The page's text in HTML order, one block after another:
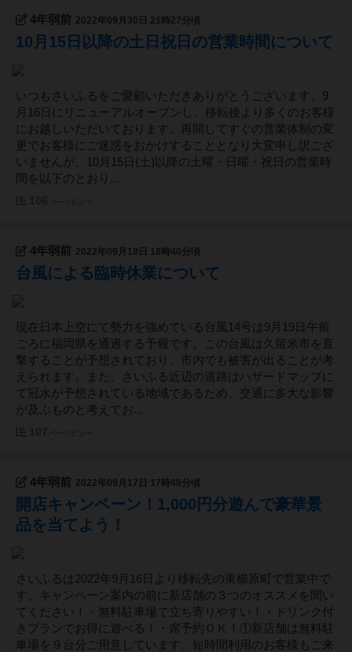
4年弱前 2022年09月30日 21時27分頃
10月15日以降の土日祝日の営業時間について
いつもさいふるをご愛顧いただきありがとうございます。9
月16日にリニューアルオープンし、移転後より多くのお客様
にお越しいただいております。再開してすぐの営業体制の変
更でお客様にご迷惑をおかけすることとなり大変申し訳ござ
いませんが、10月15日(土)以降の土曜・日曜・祝日の営業時
間を以下のとおり...
4年弱前 2022年09月18日 18時40分頃
台風による臨時休業について
現在日本上空にて勢力を強めている台風14号は9月19日午前
ごろに福岡県を通過する予報です。この台風は久留米市を直
撃することが予想されており、市内でも被害が出ることが考
えられます。また、さいふる近辺の道路はハザードマップに
て冠水が予想されている地域であるため、交通に多大な影響
が及ぶものと考えてお...
4年弱前 2022年09月17日 17時48分頃
開店キャンペーン！1,000円分遊んで豪華景
品を当てよう！
さいふるは2022年9月16日より移転先の東櫛原町で営業中で
す。キャンペーン案内の前に新店舗の３つのオススメを聞い
てください！・無料駐車場で立ち寄りやすい！・ドリンク付
きプランでお得に遊べる！・席予約ＯＫ！①新店舗は無料駐
車場を９台分ご用意しています。短時間利用のお客様もご来